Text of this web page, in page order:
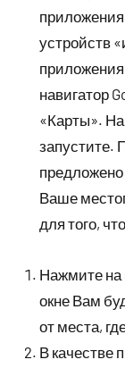
устройств
навигатор
«Карты».
запустите.
Ваше
для того,
Нажмите на
окне Вам
от места,
В качестве